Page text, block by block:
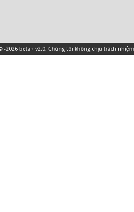
-2026 beta+ v2.0. Chúng tôi không chịu trách